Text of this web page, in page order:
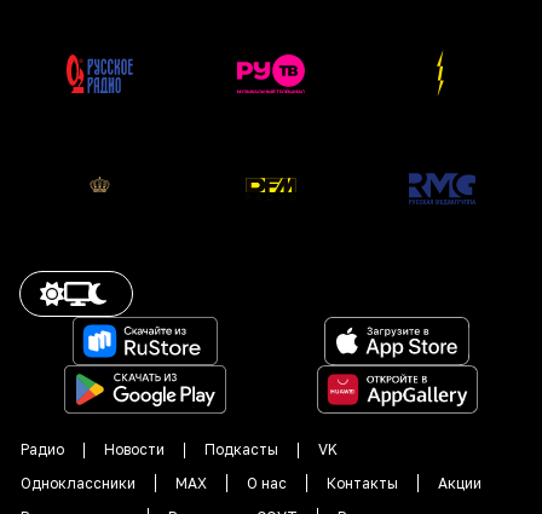
Радио Новости Подкасты
VK
Одноклассники
MAX О нас Контакты
Акции